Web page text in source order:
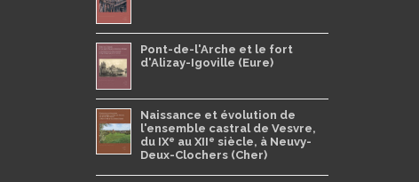
Pont-de-l'Arche et le fort
d'Alizay-Igoville (Eure)
Naissance et évolution de
l'ensemble castral de Vesvre,
du IXe au XIIe siècle, à Neuvy-
Deux-Clochers (Cher)